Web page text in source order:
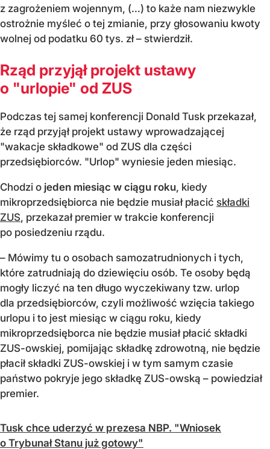
z zagrożeniem wojennym, (…) to każe nam niezwykle
ostrożnie myśleć o tej zmianie, przy głosowaniu kwoty
wolnej od podatku 60 tys. zł – stwierdził.
Rząd przyjął projekt ustawy
o "urlopie" od ZUS
Podczas tej samej konferencji Donald Tusk przekazał,
że rząd przyjął projekt ustawy wprowadzającej
"wakacje składkowe" od ZUS dla części
przedsiębiorców. "Urlop" wyniesie jeden miesiąc.
Chodzi o jeden miesiąc w ciągu roku, kiedy
mikroprzedsiębiorca nie będzie musiał płacić składki
ZUS, przekazał premier w trakcie konferencji
po posiedzeniu rządu.
– Mówimy tu o osobach samozatrudnionych i tych,
które zatrudniają do dziewięciu osób. Te osoby będą
mogły liczyć na ten długo wyczekiwany tzw. urlop
dla przedsiębiorców, czyli możliwość wzięcia takiego
urlopu i to jest miesiąc w ciągu roku, kiedy
mikroprzedsięborca nie będzie musiał płacić składki
ZUS-owskiej, pomijając składkę zdrowotną, nie będzie
płacił składki ZUS-owskiej i w tym samym czasie
państwo pokryje jego składkę ZUS-owską – powiedział
premier.
Tusk chce uderzyć w prezesa NBP. "Wniosek
o Trybunał Stanu już gotowy"